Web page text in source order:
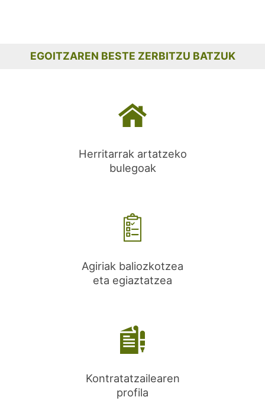
EGOITZAREN BESTE ZERBITZU BATZUK
Herritarrak artatzeko
bulegoak
Agiriak baliozkotzea
eta egiaztatzea
Kontratatzailearen
profila